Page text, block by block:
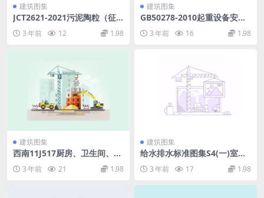
建筑图集
JCT2621-2021污泥陶粒（征
3 年前 12 1.98
建筑图集
GB50278-2010起重设备安装
3 年前 16 1.98
建筑图集
西南11J517厨房、卫生间、浴
3 年前 21 1.98
建筑图集
给水排水标准图集S4(一)室内
4年合订本).pdf
3 年前 17 1.98